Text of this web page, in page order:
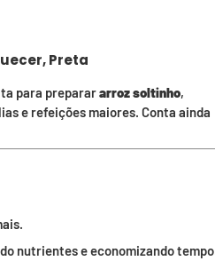
Preta
para preparararroz soltinho,
e refeições maiores. Conta ainda
nutrientes e economizando tempo.